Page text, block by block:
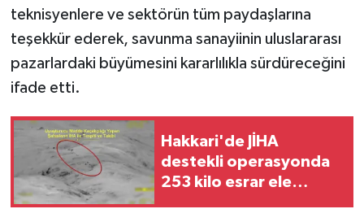
teknisyenlere ve sektörün tüm paydaşlarına
teşekkür ederek, savunma sanayiinin uluslararası
pazarlardaki büyümesini kararlılıkla sürdüreceğini
ifade etti.
Hakkari'de JİHA
destekli operasyonda
253 kilo esrar ele